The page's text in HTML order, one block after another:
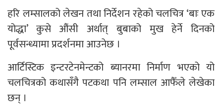
हरि लम्सालको लेखन तथा निर्देशन रहेको चलचित्र ‘बाः एक
योद्धा’ कुसे औंसी अर्थात् बुबाको मुख हेर्ने दिनको
पूर्वसन्ध्यामा प्रदर्शनमा आउनेछ ।
आर्टिस्टिक इन्टरटेनमेन्टको ब्यानरमा निर्माण भएको यो
चलचित्रको कथासँगै पटकथा पनि लम्साल आफैँले लेखेका
छन् ।